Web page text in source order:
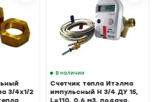
3/4х1/2
В наличии
Счетчик тепла Итэлма
импульсный Н 3/4 ДУ 15,
L=110, 0.6 м3, подача,